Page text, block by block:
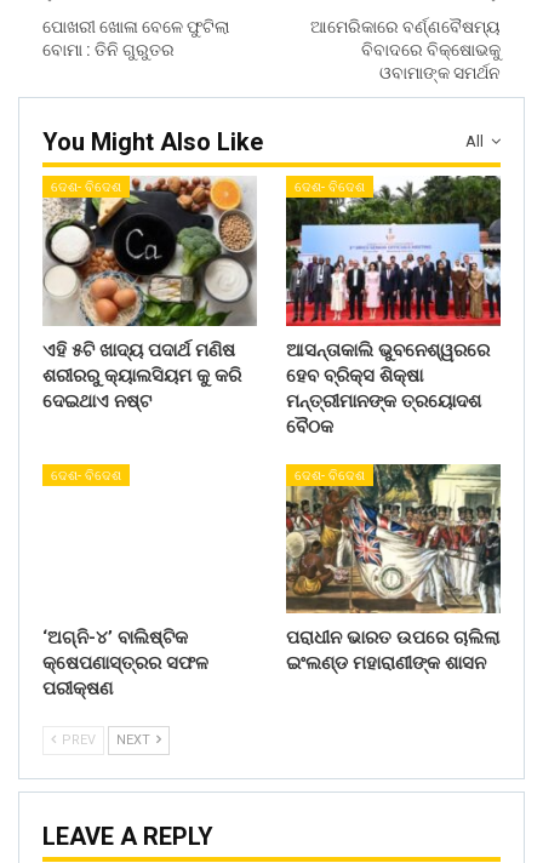
ପୋଖରୀ ଖୋଳା ବେଳେ ଫୁଟିଲା
ବୋମା : ତିନି ଗୁରୁତର
ଆମେରିକାରେ ବର୍ଣ୍ଣବୈଷମ୍ୟ
ବିବାଦରେ ବିକ୍ଷୋଭକୁ
ଓବାମାଙ୍କ ସମର୍ଥନ
All
You Might Also Like
ଦେଶ- ବିଦେଶ
ଏହି ୫ଟି ଖାଦ୍ୟ ପଦାର୍ଥ ମଣିଷ
ଶରୀରରୁ କ୍ୟାଲସିୟମ କୁ କରି
ଦେଇଥାଏ ନଷ୍ଟ
ଦେଶ- ବିଦେଶ
ଆସନ୍ତାକାଲି ଭୁବନେଶ୍ୱରରେ
ହେବ ବ୍ରିକ୍ସ ଶିକ୍ଷା
ମନ୍ତ୍ରୀମାନଙ୍କ ତ୍ରୟୋଦଶ
ବୈଠକ
ଦେଶ- ବିଦେଶ
‘ଅଗ୍ନି-୪’ ବାଲିଷ୍ଟିକ
କ୍ଷେପଣାସ୍ତ୍ରର ସଫଳ
ପରୀକ୍ଷଣ
ଦେଶ- ବିଦେଶ
ପରାଧୀନ ଭାରତ ଉପରେ ଚାଲିଲା
ଇଂଲଣ୍ଡ ମହାରାଣୀଙ୍କ ଶାସନ
PREV NEXT
LEAVE A REPLY